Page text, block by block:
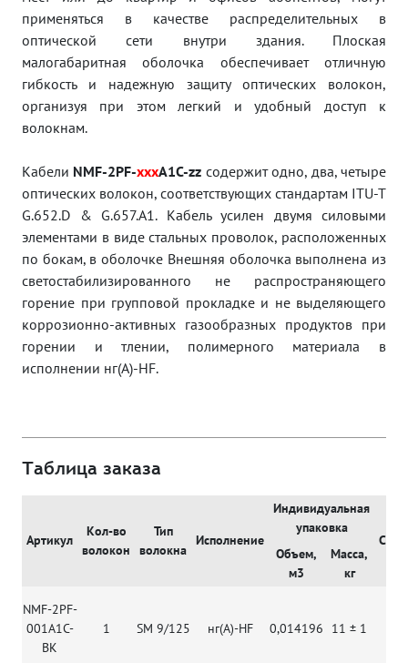
применяться в качестве распределительных в
оптической сети внутри здания. Плоская
малогабаритная оболочка обеспечивает отличную
гибкость и надежную защиту оптических волокон,
организуя при этом легкий и удобный доступ к
волокнам.
Кабели NMF-2PF-xxxA1С-zz содержит одно, два, четыре
оптических волокон, соответствующих стандартам ITU-T
G.652.D & G.657.A1. Кабель усилен двумя силовыми
элементами в виде стальных проволок, расположенных
по бокам, в оболочке Внешняя оболочка выполнена из
светостабилизированного не распространяющего
горение при групповой прокладке и не выделяющего
коррозионно-активных газообразных продуктов при
горении и тлении, полимерного материала в
исполнении нг(A)-HF.
Таблица заказа
Артикул
Кол-во
волокон
Тип
волокна
Исполнение
Индивидуальная
упаковка
Объем,
м3
Масса,
кг
NMF-2PF-
001A1C-
BK
1 SM 9/125 нг(А)-HF 0,014196 11 ± 1